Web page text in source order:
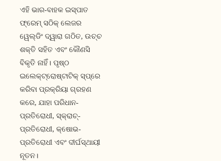
ଏହି ଭାର-ବାହକ ଇସ୍ପାତ
ଫ୍ରେମ୍ ସଠିକ୍ ଲେଜର
ୱେଲ୍ଡିଂ ଦ୍ୱାରା ଗଠିତ, ଉଚ୍ଚ
ଶକ୍ତି ସହିତ ଏବଂ କୌଣସି
ବିକୃତି ନାହିଁ। ପୃଷ୍ଠ
ଇଲେକ୍ଟ୍ରୋଷ୍ଟାଟିକ୍ ସ୍ପ୍ରେ
କରିବା ପ୍ରକ୍ରିୟା ଗ୍ରହଣ
କରେ, ଯାହା ପରିଧାନ-
ପ୍ରତିରୋଧୀ, ସ୍କ୍ରାଚ୍-
ପ୍ରତିରୋଧୀ, କ୍ଷୋଭ-
ପ୍ରତିରୋଧୀ ଏବଂ ଦୀର୍ଘସ୍ଥାୟୀ
ନୂତନ।